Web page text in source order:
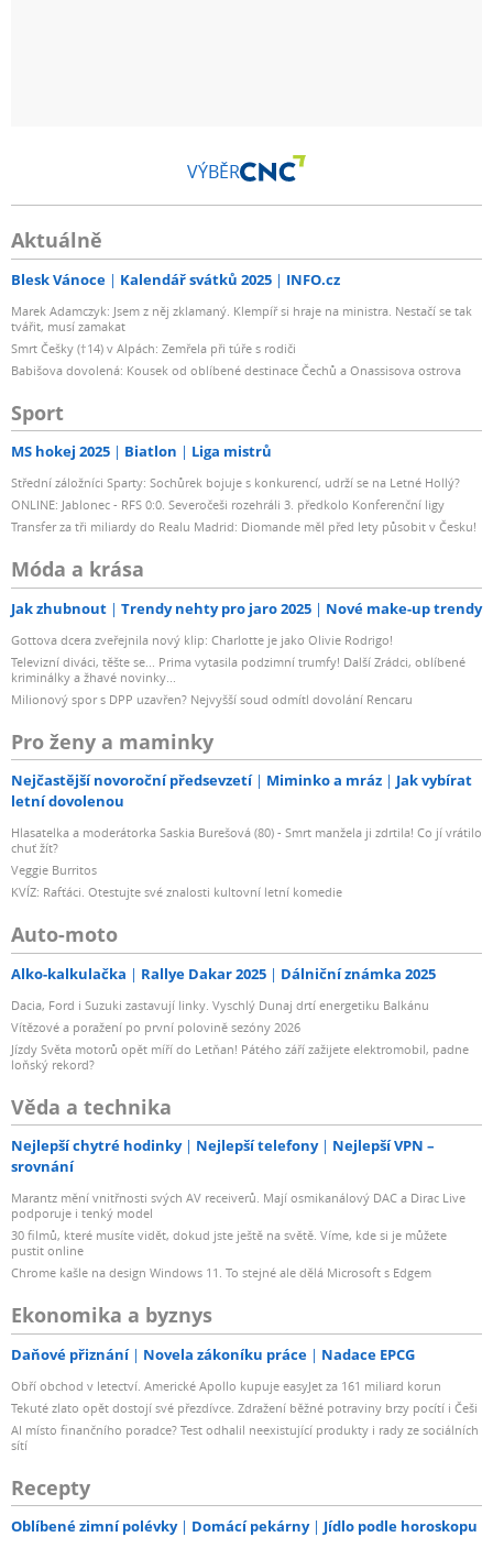
VÝBĚR
Aktuálně
Blesk Vánoce Kalendář svátků 2025 INFO.cz
Marek Adamczyk: Jsem z něj zklamaný. Klempíř si hraje na ministra. Nestačí se tak
tvářit, musí zamakat
Smrt Češky (†14) v Alpách: Zemřela při túře s rodiči
Babišova dovolená: Kousek od oblíbené destinace Čechů a Onassisova ostrova
Sport
MS hokej 2025 Biatlon Liga mistrů
Střední záložníci Sparty: Sochůrek bojuje s konkurencí, udrží se na Letné Hollý?
ONLINE: Jablonec - RFS 0:0. Severočeši rozehráli 3. předkolo Konferenční ligy
Transfer za tři miliardy do Realu Madrid: Diomande měl před lety působit v Česku!
Móda a krása
Jak zhubnout Trendy nehty pro jaro 2025 Nové make-up trendy
Gottova dcera zveřejnila nový klip: Charlotte je jako Olivie Rodrigo!
Televizní diváci, těšte se... Prima vytasila podzimní trumfy! Další Zrádci, oblíbené
kriminálky a žhavé novinky...
Milionový spor s DPP uzavřen? Nejvyšší soud odmítl dovolání Rencaru
Pro ženy a maminky
Nejčastější novoroční předsevzetí Miminko a mráz
Jak vybírat
letní dovolenou
Hlasatelka a moderátorka Saskia Burešová (80) - Smrt manžela ji zdrtila! Co jí vrátilo
chuť žít?
Veggie Burritos
KVÍZ: Rafťáci. Otestujte své znalosti kultovní letní komedie
Auto-moto
Alko-kalkulačka Rallye Dakar 2025 Dálniční známka 2025
Dacia, Ford i Suzuki zastavují linky. Vyschlý Dunaj drtí energetiku Balkánu
Vítězové a poražení po první polovině sezóny 2026
Jízdy Světa motorů opět míří do Letňan! Pátého září zažijete elektromobil, padne
loňský rekord?
Věda a technika
Nejlepší chytré hodinky Nejlepší telefony
Nejlepší VPN –
srovnání
Marantz mění vnitřnosti svých AV receiverů. Mají osmikanálový DAC a Dirac Live
podporuje i tenký model
30 filmů, které musíte vidět, dokud jste ještě na světě. Víme, kde si je můžete
pustit online
Chrome kašle na design Windows 11. To stejné ale dělá Microsoft s Edgem
Ekonomika a byznys
Daňové přiznání Novela zákoníku práce Nadace EPCG
Obří obchod v letectví. Americké Apollo kupuje easyJet za 161 miliard korun
Tekuté zlato opět dostojí své přezdívce. Zdražení běžné potraviny brzy pocítí i Češi
AI místo finančního poradce? Test odhalil neexistující produkty i rady ze sociálních
sítí
Recepty
Oblíbené zimní polévky Domácí pekárny Jídlo podle horoskopu